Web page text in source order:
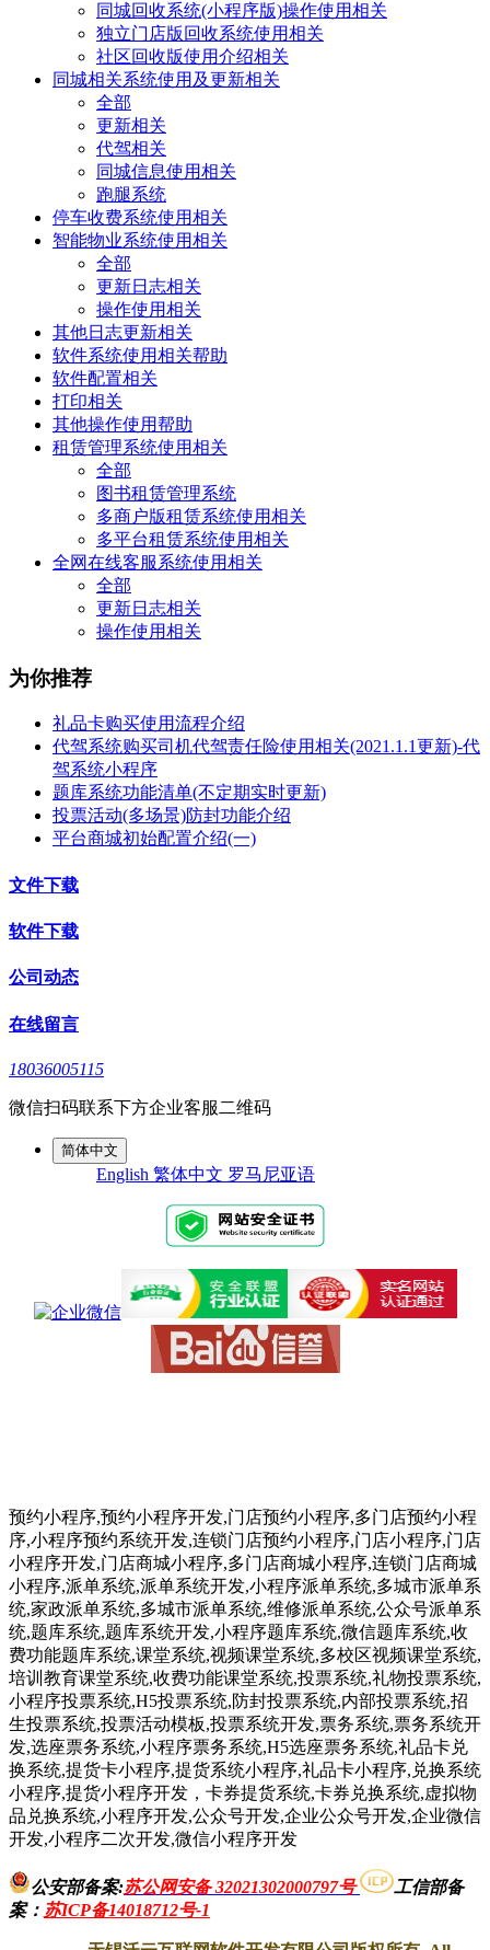
同城回收系统(小程序版)操作使用相关
独立门店版回收系统使用相关
社区回收版使用介绍相关
同城相关系统使用及更新相关
全部
更新相关
代驾相关
同城信息使用相关
跑腿系统
停车收费系统使用相关
智能物业系统使用相关
全部
更新日志相关
操作使用相关
其他日志更新相关
软件系统使用相关帮助
软件配置相关
打印相关
其他操作使用帮助
租赁管理系统使用相关
全部
图书租赁管理系统
多商户版租赁系统使用相关
多平台租赁系统使用相关
全网在线客服系统使用相关
全部
更新日志相关
操作使用相关
为你推荐
礼品卡购买使用流程介绍
代驾系统购买司机代驾责任险使用相关(2021.1.1更新)-代
驾系统小程序
题库系统功能清单(不定期实时更新)
投票活动(多场景)防封功能介绍
平台商城初始配置介绍(一)
文件下载
软件下载
公司动态
在线留言
18036005115
微信扫码联系下方企业客服二维码
简体中文
English 繁体中文 罗马尼亚语
预约小程序,预约小程序开发,门店预约小程序,多门店预约小程
序,小程序预约系统开发,连锁门店预约小程序,门店小程序,门店
小程序开发,门店商城小程序,多门店商城小程序,连锁门店商城
小程序,派单系统,派单系统开发,小程序派单系统,多城市派单系
统,家政派单系统,多城市派单系统,维修派单系统,公众号派单系
统,题库系统,题库系统开发,小程序题库系统,微信题库系统,收
费功能题库系统,课堂系统,视频课堂系统,多校区视频课堂系统,
培训教育课堂系统,收费功能课堂系统,投票系统,礼物投票系统,
小程序投票系统,H5投票系统,防封投票系统,内部投票系统,招
生投票系统,投票活动模板,投票系统开发,票务系统,票务系统开
发,选座票务系统,小程序票务系统,H5选座票务系统,礼品卡兑
换系统,提货卡小程序,提货系统小程序,礼品卡小程序,兑换系统
小程序,提货小程序开发，卡券提货系统,卡券兑换系统,虚拟物
品兑换系统,小程序开发,公众号开发,企业公众号开发,企业微信
开发,小程序二次开发,微信小程序开发
公安部备案:苏公网安备 32021302000797号
工信部备
案： 苏ICP备14018712号-1